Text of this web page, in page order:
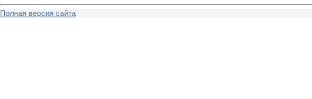
Полная версия сайта